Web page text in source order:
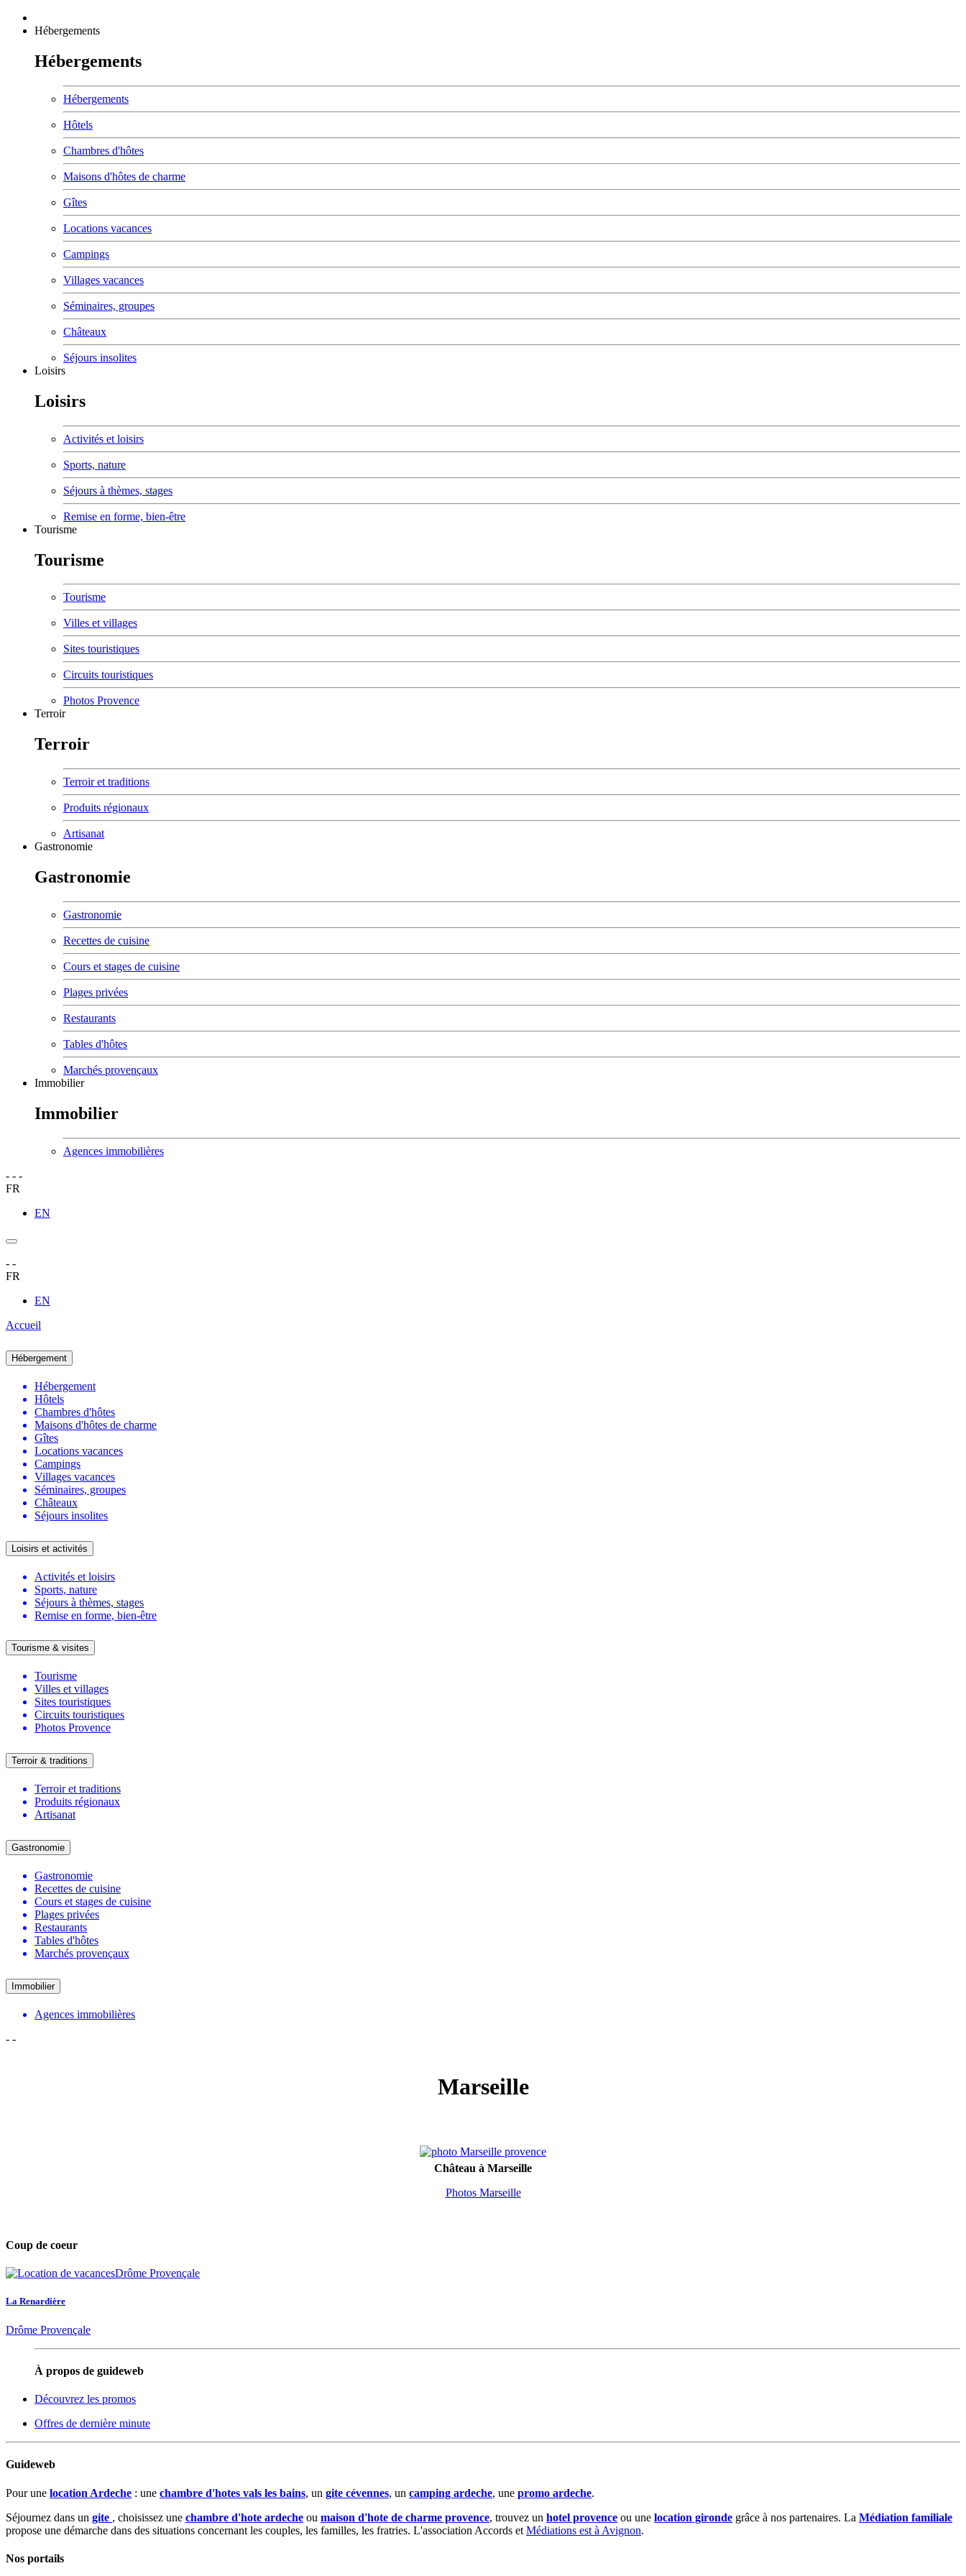
Hébergements
Hébergements
Hébergements
Hôtels
Chambres d'hôtes
Maisons d'hôtes de charme
Gîtes
Locations vacances
Campings
Villages vacances
Séminaires, groupes
Châteaux
Séjours insolites
Loisirs
Loisirs
Activités et loisirs
Sports, nature
Séjours à thèmes, stages
Remise en forme, bien-être
Tourisme
Tourisme
Tourisme
Villes et villages
Sites touristiques
Circuits touristiques
Photos Provence
Terroir
Terroir
Terroir et traditions
Produits régionaux
Artisanat
Gastronomie
Gastronomie
Gastronomie
Recettes de cuisine
Cours et stages de cuisine
Plages privées
Restaurants
Tables d'hôtes
Marchés provençaux
Immobilier
Immobilier
Agences immobilières
- - -
FR
EN
- -
FR
EN
Accueil
Hébergement
Hébergement
Hôtels
Chambres d'hôtes
Maisons d'hôtes de charme
Gîtes
Locations vacances
Campings
Villages vacances
Séminaires, groupes
Châteaux
Séjours insolites
Loisirs et activités
Activités et loisirs
Sports, nature
Séjours à thèmes, stages
Remise en forme, bien-être
Tourisme & visites
Tourisme
Villes et villages
Sites touristiques
Circuits touristiques
Photos Provence
Terroir & traditions
Terroir et traditions
Produits régionaux
Artisanat
Gastronomie
Gastronomie
Recettes de cuisine
Cours et stages de cuisine
Plages privées
Restaurants
Tables d'hôtes
Marchés provençaux
Immobilier
Agences immobilières
- -
Marseille
Château à Marseille
Photos Marseille
Coup de coeur
La Renardière
Drôme Provençale
À propos de guideweb
Découvrez les promos
Offres de dernière minute
Guideweb
Pour une location Ardeche : une chambre d'hotes vals les bains, un gite cévennes, un camping ardeche, une promo ardeche.
Séjournez dans un gite , choisissez une chambre d'hote ardeche ou maison d'hote de charme provence, trouvez un hotel provence ou une location gironde grâce à nos partenaires. La Médiation familiale
propose une démarche dans des situations concernant les couples, les familles, les fratries. L'association Accords et Médiations est à Avignon.
Nos portails